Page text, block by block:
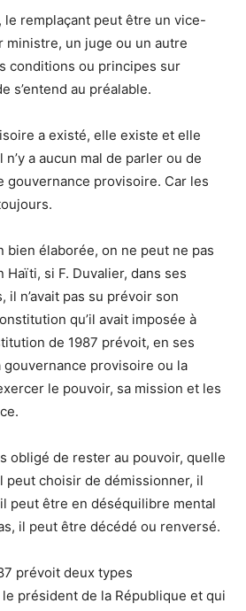
le remplaçant peut être un vice-
ministre, un juge ou un autre
conditions ou principes sur
s’entend au préalable.
a existé, elle existe et elle
a aucun mal de parler ou de
gouvernance provisoire. Car les
bien élaborée, on ne peut ne pas
Haïti, si F. Duvalier, dans ses
n’avait pas su prévoir son
qu’il avait imposée à
de 1987 prévoit, en ses
provisoire ou la
le pouvoir, sa mission et les
obligé de rester au pouvoir, quelle
peut choisir de démissionner, il
peut être en déséquilibre mental
il peut être décédé ou renversé.
prévoit deux types
président de la République et qui